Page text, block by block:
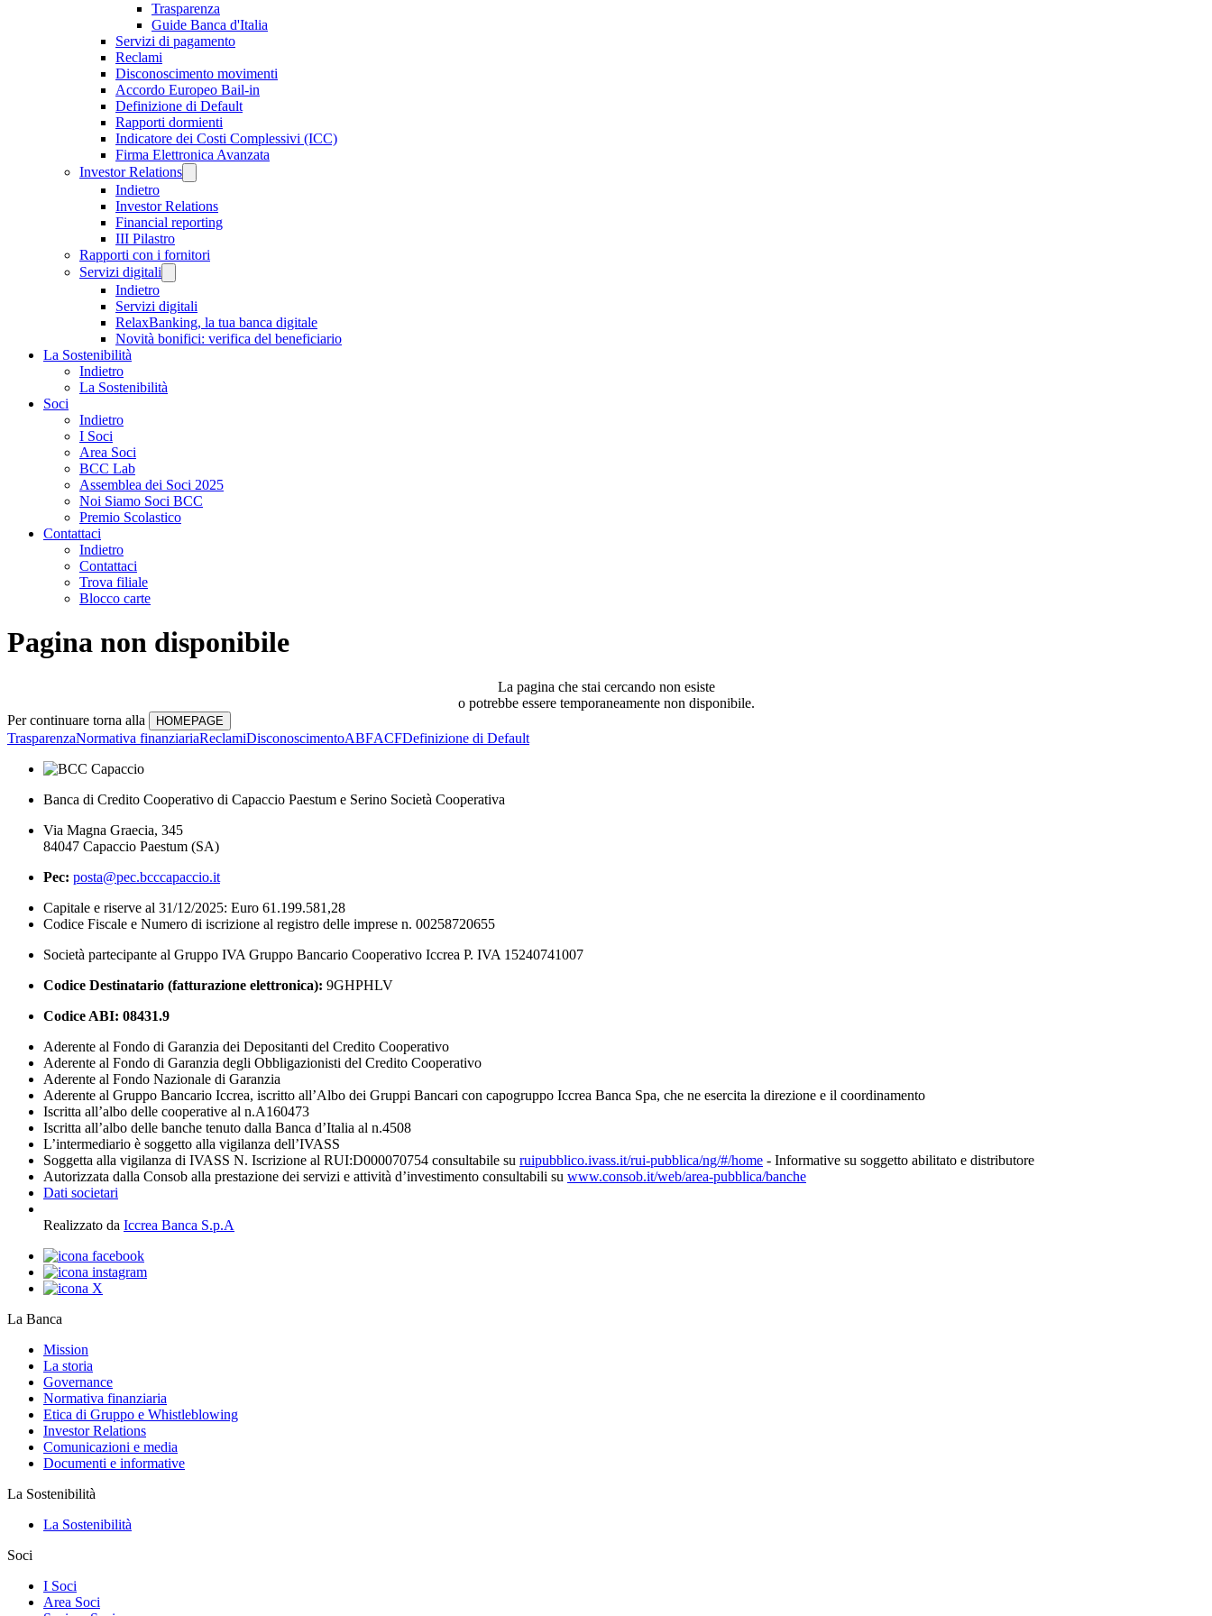
Trasparenza
Guide Banca d'Italia
Servizi di pagamento
Reclami
Disconoscimento movimenti
Accordo Europeo Bail-in
Definizione di Default
Rapporti dormienti
Indicatore dei Costi Complessivi (ICC)
Firma Elettronica Avanzata
Investor Relations
Indietro
Investor Relations
Financial reporting
III Pilastro
Rapporti con i fornitori
Servizi digitali
Indietro
Servizi digitali
RelaxBanking, la tua banca digitale
Novità bonifici: verifica del beneficiario
La Sostenibilità
Indietro
La Sostenibilità
Soci
Indietro
I Soci
Area Soci
BCC Lab
Assemblea dei Soci 2025
Noi Siamo Soci BCC
Premio Scolastico
Contattaci
Indietro
Contattaci
Trova filiale
Blocco carte
Pagina non disponibile
La pagina che stai cercando non esiste
o potrebbe essere temporaneamente non disponibile.
Per continuare torna alla
TrasparenzaNormativa finanziariaReclamiDisconoscimentoABFACFDefinizione di Default
Banca di Credito Cooperativo di Capaccio Paestum e Serino Società Cooperativa
Via Magna Graecia, 345
84047 Capaccio Paestum (SA)
Pec: posta@pec.bcccapaccio.it
Capitale e riserve al 31/12/2025: Euro 61.199.581,28
Codice Fiscale e Numero di iscrizione al registro delle imprese n. 00258720655
Società partecipante al Gruppo IVA Gruppo Bancario Cooperativo Iccrea P. IVA 15240741007
Codice Destinatario (fatturazione elettronica): 9GHPHLV
Codice ABI: 08431.9
Aderente al Fondo di Garanzia dei Depositanti del Credito Cooperativo
Aderente al Fondo di Garanzia degli Obbligazionisti del Credito Cooperativo
Aderente al Fondo Nazionale di Garanzia
Aderente al Gruppo Bancario Iccrea, iscritto all’Albo dei Gruppi Bancari con capogruppo Iccrea Banca Spa, che ne esercita la direzione e il coordinamento
Iscritta all’albo delle cooperative al n.A160473
Iscritta all’albo delle banche tenuto dalla Banca d’Italia al n.4508
L’intermediario è soggetto alla vigilanza dell’IVASS
Soggetta alla vigilanza di IVASS N. Iscrizione al RUI:D000070754 consultabile su ruipubblico.ivass.it/rui-pubblica/ng/#/home - Informative su soggetto abilitato e distributore
Autorizzata dalla Consob alla prestazione dei servizi e attività d’investimento consultabili su www.consob.it/web/area-pubblica/banche
Dati societari
Realizzato da Iccrea Banca S.p.A
La Banca
Mission
La storia
Governance
Normativa finanziaria
Etica di Gruppo e Whistleblowing
Investor Relations
Comunicazioni e media
Documenti e informative
La Sostenibilità
La Sostenibilità
Soci
I Soci
Area Soci